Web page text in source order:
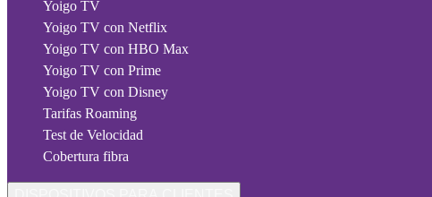
Yoigo TV
Yoigo TV con Netflix
Yoigo TV con HBO Max
Yoigo TV con Prime
Yoigo TV con Disney
Tarifas Roaming
Test de Velocidad
Cobertura fibra